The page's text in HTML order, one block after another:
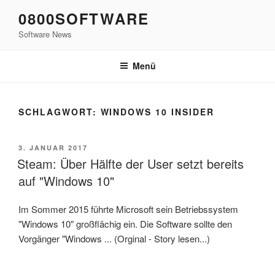
Inhalt
springen
0800SOFTWARE
Software News
Menü
SCHLAGWORT: WINDOWS 10 INSIDER
VERÖFFENTLICHT
AM
3. JANUAR 2017
Steam: Über Hälfte der User setzt bereits
auf "Windows 10"
Im Sommer 2015 führte Microsoft sein Betriebssystem
"Windows 10" großflächig ein. Die Software sollte den
Vorgänger "Windows ... (Orginal - Story lesen...)